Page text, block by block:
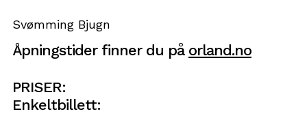
Svømming Bjugn
Åpningstider finner du på orland.no
PRISER:
Enkeltbillett: